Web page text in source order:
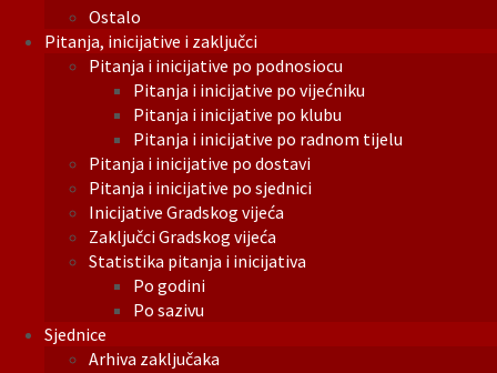
Ostalo
Pitanja, inicijative i zaključci
Pitanja i inicijative po podnosiocu
Pitanja i inicijative po vijećniku
Pitanja i inicijative po klubu
Pitanja i inicijative po radnom tijelu
Pitanja i inicijative po dostavi
Pitanja i inicijative po sjednici
Inicijative Gradskog vijeća
Zaključci Gradskog vijeća
Statistika pitanja i inicijativa
Po godini
Po sazivu
Sjednice
Arhiva zaključaka